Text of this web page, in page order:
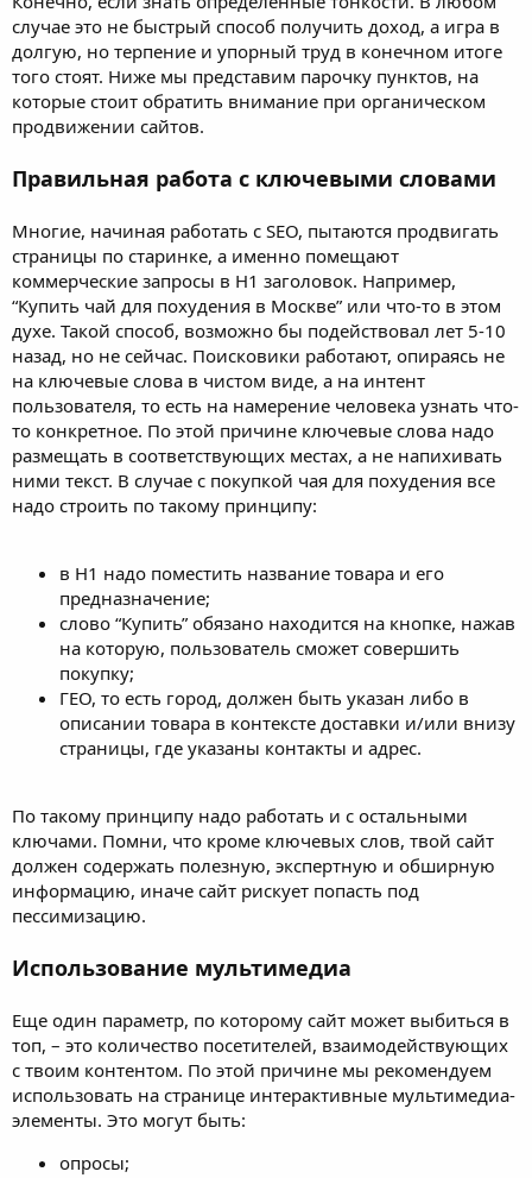
случае это не быстрый способ получить доход, а игра в
долгую, но терпение и упорный труд в конечном итоге
того стоят. Ниже мы представим парочку пунктов, на
которые стоит обратить внимание при органическом
продвижении сайтов.
Правильная работа с ключевыми словами
Многие, начиная работать с SEO, пытаются продвигать
страницы по старинке, а именно помещают
коммерческие запросы в H1 заголовок. Например,
“Купить чай для похудения в Москве” или что-то в этом
духе. Такой способ, возможно бы подействовал лет 5-10
назад, но не сейчас. Поисковики работают, опираясь не
на ключевые слова в чистом виде, а на интент
пользователя, то есть на намерение человека узнать что-
то конкретное. По этой причине ключевые слова надо
размещать в соответствующих местах, а не напихивать
ними текст. В случае с покупкой чая для похудения все
надо строить по такому принципу:
в H1 надо поместить название товара и его
предназначение;
слово “Купить” обязано находится на кнопке, нажав
на которую, пользователь сможет совершить
покупку;
ГЕО, то есть город, должен быть указан либо в
описании товара в контексте доставки и/или внизу
страницы, где указаны контакты и адрес.
По такому принципу надо работать и с остальными
ключами. Помни, что кроме ключевых слов, твой сайт
должен содержать полезную, экспертную и обширную
информацию, иначе сайт рискует попасть под
пессимизацию.
Использование мультимедиа
Еще один параметр, по которому сайт может выбиться в
топ, – это количество посетителей, взаимодействующих
с твоим контентом. По этой причине мы рекомендуем
использовать на странице интерактивные мультимедиа-
элементы. Это могут быть:
опросы;